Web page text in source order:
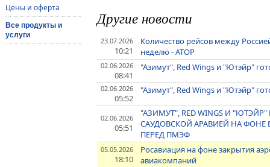
Цены и оферта
Все продукты и
услуги
Другие новости
23.07.2026
10:21
Количество рейсов между
неделю - АТОР
02.06.2026
08:41
"Азимут", Red Wings и "Ютэйр"
02.06.2026
05:52
"Азимут", Red Wings и "Ютэйр"
02.06.2026
05:51
"АЗИМУТ", RED WINGS И
САУДОВСКОЙ АРАВИЕЙ НА
ПЕРЕД ПМЭФ
05.05.2026
18:10
Росавиация на фоне закрытия
авиакомпаний